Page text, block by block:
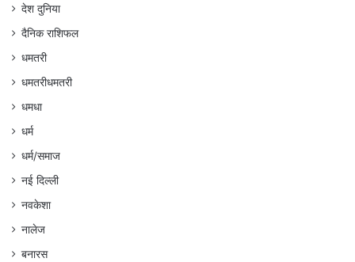
देश दुनिया
दैनिक राशिफल
धमतरी
धमतरीधमतरी
धमधा
धर्म
धर्म/समाज
नई दिल्ली
नवकेशा
नालेज
बनारस